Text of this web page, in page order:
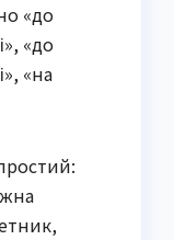
«до
«до
«на